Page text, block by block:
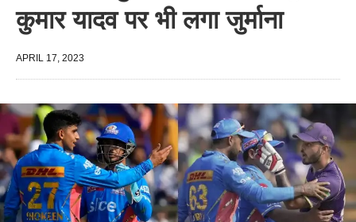
कुमार यादव पर भी लगा जुर्माना
APRIL 17, 2023